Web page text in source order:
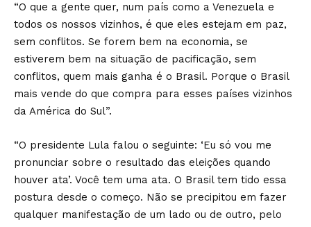
“O que a gente quer, num país como a Venezuela e
todos os nossos vizinhos, é que eles estejam em paz,
sem conflitos. Se forem bem na economia, se
estiverem bem na situação de pacificação, sem
conflitos, quem mais ganha é o Brasil. Porque o Brasil
mais vende do que compra para esses países vizinhos
da América do Sul”.
“O presidente Lula falou o seguinte: ‘Eu só vou me
pronunciar sobre o resultado das eleições quando
houver ata’. Você tem uma ata. O Brasil tem tido essa
postura desde o começo. Não se precipitou em fazer
qualquer manifestação de um lado ou de outro, pelo